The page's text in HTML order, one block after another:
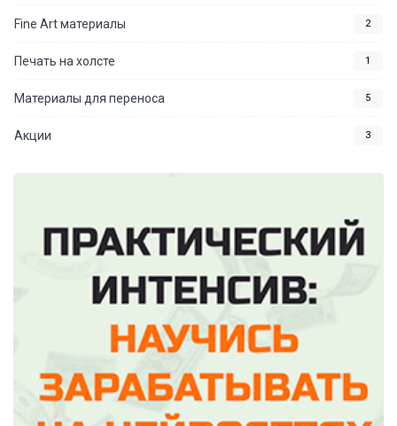
Fine Art материалы 2
Печать на холсте 1
Материалы для переноса 5
Акции 3